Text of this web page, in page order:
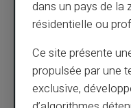
dans un pays de la
résidentielle ou
Ce site présente
propulsée par une
exclusive,